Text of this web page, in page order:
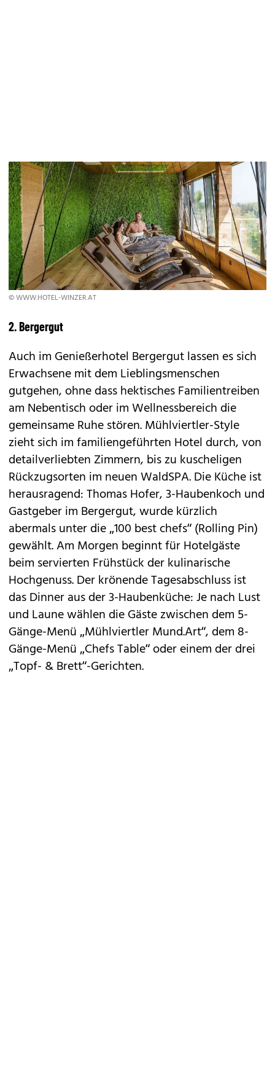
© WWW.HOTEL-WINZER.AT
2. Bergergut
Auch im Genießerhotel Bergergut lassen es sich
Erwachsene mit dem Lieblingsmenschen
gutgehen, ohne dass hektisches Familientreiben
am Nebentisch oder im Wellnessbereich die
gemeinsame Ruhe stören. Mühlviertler-Style
zieht sich im familiengeführten Hotel durch, von
detailverliebten Zimmern, bis zu kuscheligen
Rückzugsorten im neuen WaldSPA. Die Küche ist
herausragend: Thomas Hofer, 3-Haubenkoch und
Gastgeber im Bergergut, wurde kürzlich
abermals unter die „100 best chefs“ (Rolling Pin)
gewählt. Am Morgen beginnt für Hotelgäste
beim servierten Frühstück der kulinarische
Hochgenuss. Der krönende Tagesabschluss ist
das Dinner aus der 3-Haubenküche: Je nach Lust
und Laune wählen die Gäste zwischen dem 5-
Gänge-Menü „Mühlviertler Mund.Art“, dem 8-
Gänge-Menü „Chefs Table“ oder einem der drei
„Topf- & Brett“-Gerichten.